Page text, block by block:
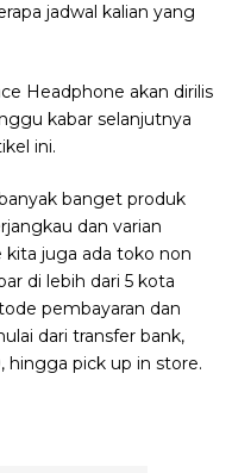
jadwal kalian yang
Headphone akan dirilis
kabar selanjutnya
ini.
banget produk
dan varian
juga ada toko non
di lebih dari 5 kota
pembayaran dan
dari transfer bank,
hingga pick up in store.